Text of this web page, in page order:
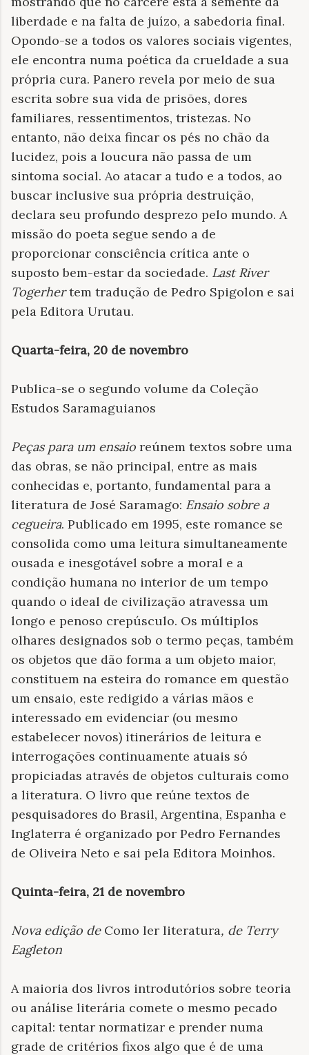
liberdade e na falta de juízo, a sabedoria final.
Opondo-se a todos os valores sociais vigentes,
ele encontra numa poética da crueldade a sua
própria cura. Panero revela por meio de sua
escrita sobre sua vida de prisões, dores
familiares, ressentimentos, tristezas. No
entanto, não deixa fincar os pés no chão da
lucidez, pois a loucura não passa de um
sintoma social. Ao atacar a tudo e a todos, ao
buscar inclusive sua própria destruição,
declara seu profundo desprezo pelo mundo. A
missão do poeta segue sendo a de
proporcionar consciência crítica ante o
suposto bem-estar da sociedade. Last River
Togerhertem tradução de Pedro Spigolon e sai
pela Editora Urutau.
Quarta-feira, 20 de novembro
Publica-se o segundo volume da Coleção
Estudos Saramaguianos
Peças para um ensaio reúnem textos sobre uma
das obras, se não principal, entre as mais
conhecidas e, portanto, fundamental para a
literatura de José Saramago: Ensaio sobre a
cegueira. Publicado em 1995, este romance se
consolida como uma leitura simultaneamente
ousada e inesgotável sobre a moral e a
condição humana no interior de um tempo
quando o ideal de civilização atravessa um
longo e penoso crepúsculo. Os múltiplos
olhares designados sob o termo peças, também
os objetos que dão forma a um objeto maior,
constituem na esteira do romance em questão
um ensaio, este redigido a várias mãos e
interessado em evidenciar (ou mesmo
estabelecer novos) itinerários de leitura e
interrogações continuamente atuais só
propiciadas através de objetos culturais como
a literatura. O livro que reúne textos de
pesquisadores do Brasil, Argentina, Espanha e
Inglaterra é organizado por Pedro Fernandes
de Oliveira Neto e sai pela Editora Moinhos.
Quinta-feira, 21 de novembro
Nova edição deComo ler literatura, de Terry
Eagleton
A maioria dos livros introdutórios sobre teoria
ou análise literária comete o mesmo pecado
capital: tentar normatizar e prender numa
grade de critérios fixos algo que é de uma